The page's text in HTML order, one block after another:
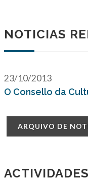
NOTICIAS
23/10/2013
O Consello da
ARQUIVO DE
ACTIVIDADES